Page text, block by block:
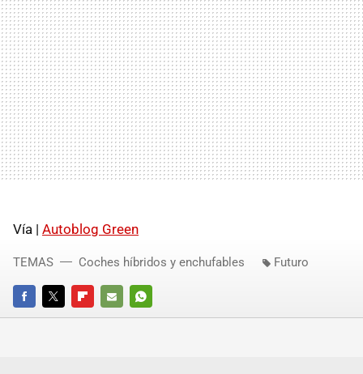
Vía | Autoblog Green
FACEBOOKTWITTERFLIPBOARD
E-
WHATSAPP
TEMAS Coches híbridos y enchufables Futuro